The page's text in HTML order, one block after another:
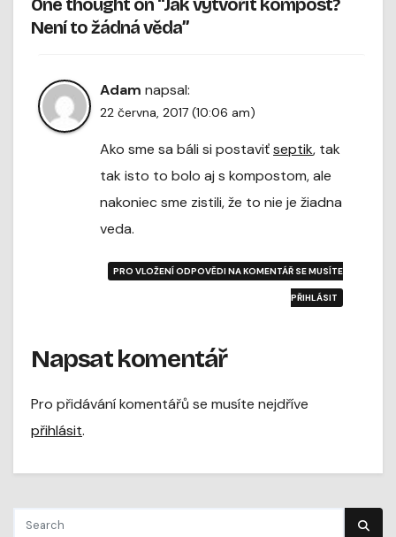
Není to žádná věda”
Adam napsal:
22 června, 2017 (10:06 am)
Ako sme sa báli si postaviťseptik, tak
tak isto to bolo aj s kompostom, ale
nakoniec sme zistili, že to nie je žiadna
veda.
PRO VLOŽENÍ ODPOVĚDI NA KOMENTÁŘ SE MUSÍTE
PŘIHLÁSIT
Napsat komentář
Pro přidávání komentářů se musíte nejdříve
přihlásit.